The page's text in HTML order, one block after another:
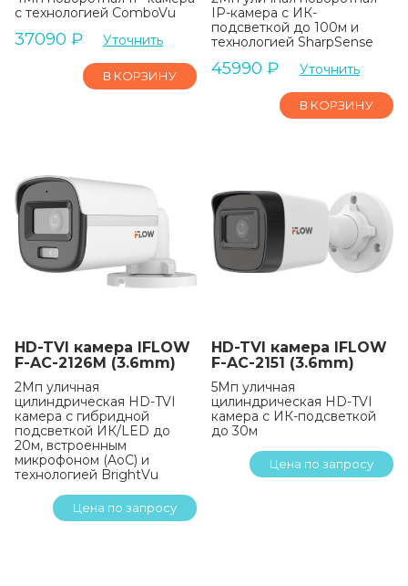
с технологией ComboVu
37090 ₽ Уточнить
В КОРЗИНУ
IP-камера с ИК-
подсветкой до 100м и
технологией SharpSense
45990 ₽ Уточнить
В КОРЗИНУ
HD-TVI камера IFLOW
F-AC-2126M (3.6mm)
2Мп уличная
цилиндрическая HD-TVI
камера с гибридной
подсветкой ИК/LED до
20м, встроенным
микрофоном (AoC) и
технологией BrightVu
Цена по запросу
HD-TVI камера IFLOW
F-AC-2151 (3.6mm)
5Мп уличная
цилиндрическая HD-TVI
камера с ИК-подсветкой
до 30м
Цена по запросу